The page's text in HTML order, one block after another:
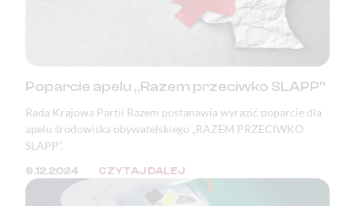
Poparcie apelu „Razem przeciwko SLAPP”
Rada Krajowa Partii Razem postanawia wyrazić poparcie dla
apelu środowiska obywatelskiego „RAZEM PRZECIWKO
SLAPP”.
9.12.2024 CZYTAJ DALEJ